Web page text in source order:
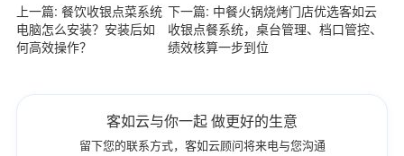
上一篇: 餐饮收银点菜系统
电脑怎么安装？安装后如
何高效操作？
下一篇: 中餐火锅烧烤门店优选客如云
收银点餐系统，桌台管理、档口管控、
绩效核算一步到位
客如云与你一起 做更好的生意
留下您的联系方式，客如云顾问将来电与您沟通